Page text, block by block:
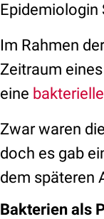
Epidemiologin
Im Rahmen
Zeitraum
eine
Zwar waren
doch es gab
dem späteren
Bakterien als